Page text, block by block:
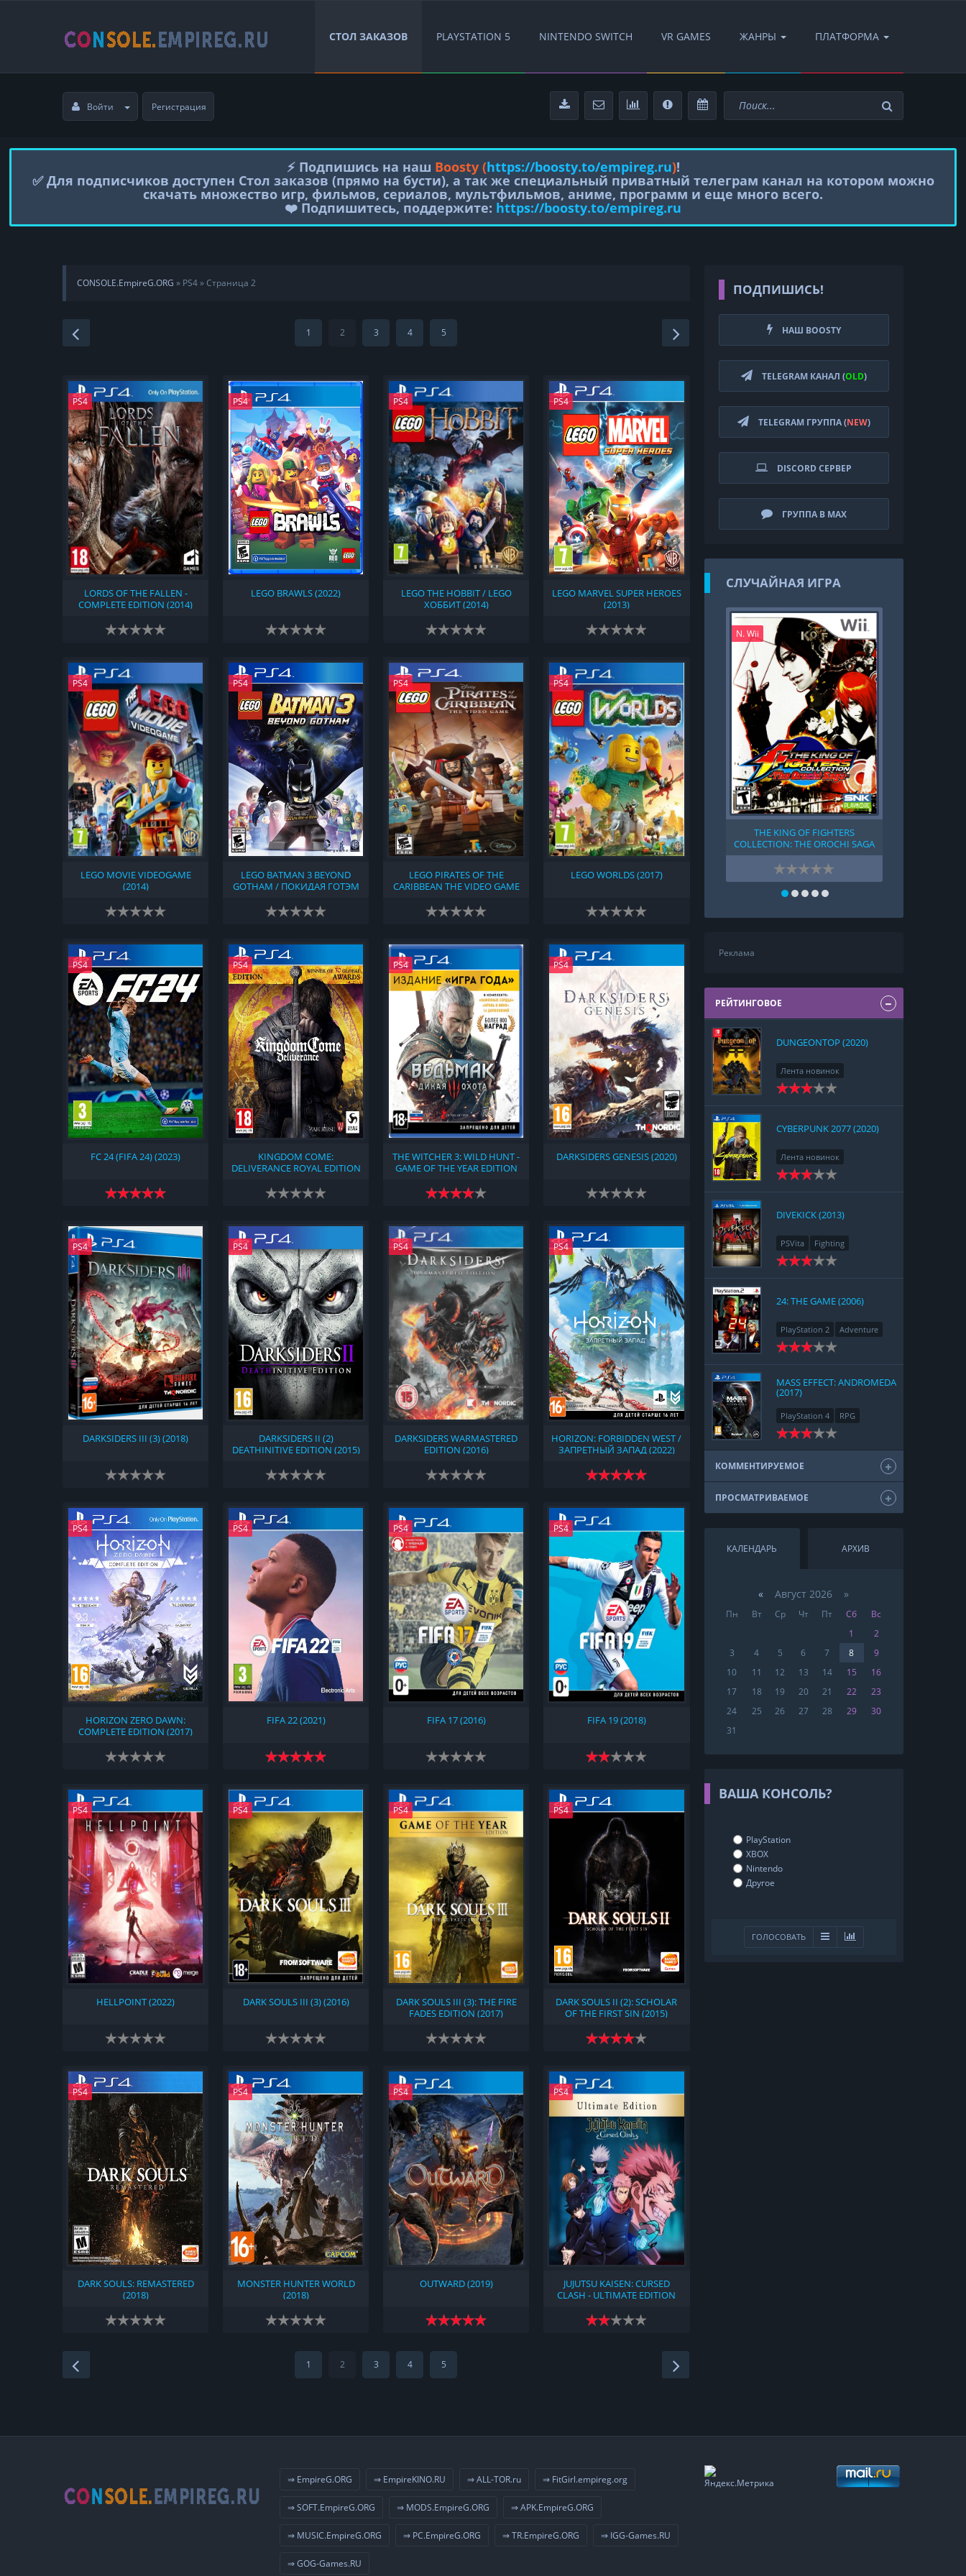
СТОЛ ЗАКАЗОВ PLAYSTATION 5 NINTENDO SWITCH VR GAMES ЖАНРЫ ПЛАТФОРМА
Войти Регистрация
⚡️ Подпишись на наш Boosty (https://boosty.to/empireg.ru)!
✅ Для подписчиков доступен Стол заказов (прямо на бусти), а так же специальный приватный телеграм канал на котором можно
скачать множество игр, фильмов, сериалов, мультфильмов, аниме, программ и еще много всего.
❤️ Подпишитесь, поддержите: https://boosty.to/empireg.ru
CONSOLE.EmpireG.ORG » PS4 » Страница 2
1 2 3 4 5
PS4
LORDS OF THE FALLEN -
COMPLETE EDITION (2014)
PS4
LEGO BRAWLS (2022)
PS4
LEGO THE HOBBIT / LEGO
ХОББИТ (2014)
PS4
LEGO MARVEL SUPER HEROES
(2013)
PS4
LEGO MOVIE VIDEOGAME
(2014)
PS4
LEGO BATMAN 3 BEYOND
GOTHAM / ПОКИДАЯ ГОТЭМ
PS4
LEGO PIRATES OF THE
CARIBBEAN THE VIDEO GAME
PS4
LEGO WORLDS (2017)
PS4
FC 24 (FIFA 24) (2023)
PS4
KINGDOM COME:
DELIVERANCE ROYAL EDITION
PS4
THE WITCHER 3: WILD HUNT -
GAME OF THE YEAR EDITION
PS4
DARKSIDERS GENESIS (2020)
PS4
DARKSIDERS III (3) (2018)
PS4
DARKSIDERS II (2)
DEATHINITIVE EDITION (2015)
PS4
DARKSIDERS WARMASTERED
EDITION (2016)
PS4
HORIZON: FORBIDDEN WEST /
ЗАПРЕТНЫЙ ЗАПАД (2022)
PS4
HORIZON ZERO DAWN:
COMPLETE EDITION (2017)
PS4
FIFA 22 (2021)
PS4
FIFA 17 (2016)
PS4
FIFA 19 (2018)
PS4
HELLPOINT (2022)
PS4
DARK SOULS III (3) (2016)
PS4
DARK SOULS III (3): THE FIRE
FADES EDITION (2017)
PS4
DARK SOULS II (2): SCHOLAR
OF THE FIRST SIN (2015)
PS4
DARK SOULS: REMASTERED
(2018)
PS4
MONSTER HUNTER WORLD
(2018)
PS4
OUTWARD (2019)
PS4
JUJUTSU KAISEN: CURSED
CLASH - ULTIMATE EDITION
1 2 3 4 5
ПОДПИШИСЬ!
НАШ BOOSTY
TELEGRAM КАНАЛ (OLD)
TELEGRAM ГРУППА (NEW)
DISCORD СЕРВЕР
ГРУППА В MAX
СЛУЧАЙНАЯ ИГРА
N. Wii
THE KING OF FIGHTERS
COLLECTION: THE OROCHI SAGA
(2008)
Реклама
РЕЙТИНГОВОЕ
DUNGEONTOP (2020)
Лента новинок
Nintendo Switch
CYBERPUNK 2077 (2020)
Лента новинок
PlayStation 4
DIVEKICK (2013)
PSVita Fighting
24: THE GAME (2006)
PlayStation 2 Adventure
MASS EFFECT: ANDROMEDA
(2017)
PlayStation 4 RPG
КОММЕНТИРУЕМОЕ
ПРОСМАТРИВАЕМОЕ
КАЛЕНДАРЬ АРХИВ
« Август 2026 »
Пн Вт Ср Чт Пт Сб
Вс
1
2
3
4 5 6 7 8
9
10
11 12 13 14 15
16
17
18 19 20 21 22
23
24
25 26 27 28 29
30
31
ВАША КОНСОЛЬ?
PlayStation
XBOX
Nintendo
Другое
ГОЛОСОВАТЬ
⇒ EmpireG.ORG ⇒ EmpireKINO.RU ⇒ ALL-TOR.ru ⇒ FitGirl.empireg.org
⇒ SOFT.EmpireG.ORG ⇒ MODS.EmpireG.ORG ⇒ APK.EmpireG.ORG
⇒ MUSIC.EmpireG.ORG ⇒ PC.EmpireG.ORG ⇒ TR.EmpireG.ORG ⇒ IGG-Games.RU
⇒ GOG-Games.RU